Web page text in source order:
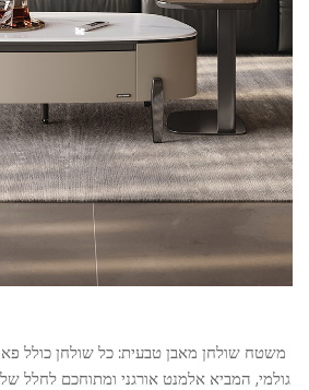
משטח שולחן מאבן טבעית: כל שולחן כולל
גולמי, המביא אלמנט אורגני ומתוחכם לחלל